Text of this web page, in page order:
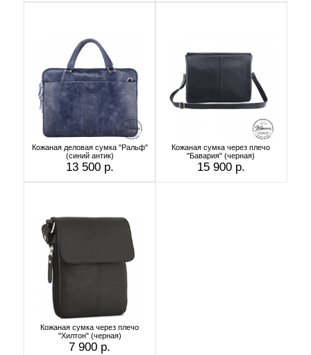
Кожаная деловая сумка "Ральф"
(синий антик)
13 500 р.
Кожаная сумка через плечо
"Бавария" (черная)
15 900 р.
Кожаная сумка через плечо
"Хилтон" (черная)
7 900 р.